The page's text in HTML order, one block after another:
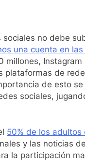
no debe
una cuenta en
plataformas de
de esto
sociales,
50% de los
y las noticias
la participación